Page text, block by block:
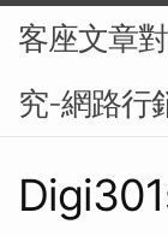
客座文章
究-網路行